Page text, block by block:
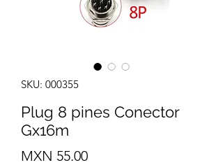
SKU: 000355
Plug 8 pines Conector
Gx16m
MXN 55.00Precio